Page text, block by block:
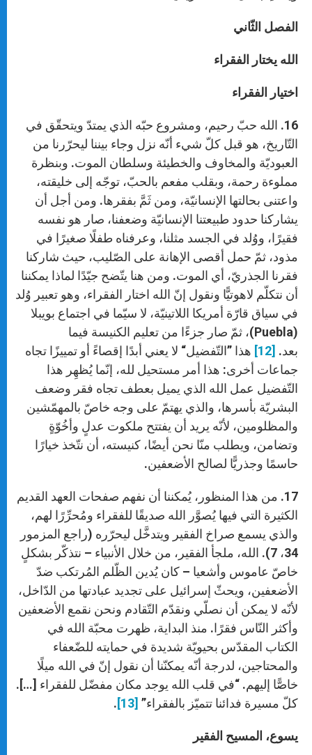
الفصل الثّاني
الله يختار الفقراء
اختيار الفقراء
16. الله حبّ رحيم، ومشروع حبّه الذي يمتدّ ويتحقّق في
التّاريخ، هو قبل كلّ شيء أنّه نزل وجاء بيننا ليحرّرنا من
العبوديّة والمخاوف والخطيئة وسلطان الموت. وبنظرة
مملوءة رحمة، وبقلب مفعم بالحبّ، توجّه إلى خليقته،
واعتنى بحالتها الإنسانيّة، ومن ثَمَّ بفقرها. ومن أجل أن
يشاركنا حدود طبيعتنا الإنسانيّة وضعفنا، صار هو نفسه
فقيرًا، ووُلد في الجسد مثلنا، وعرفناه طفلًا صغيرًا في
مذود، ثمّ حمل أقصى الإهانة على الصّليب، حيث شاركنا
فقرنا الجذريّ، أي الموت. ومن هنا يتّضح جيّدًا لماذا يمكننا
أن نتكلّم لاهوتيًّا ونقول إنّ الله اختار الفقراء، وهو تعبير وُلد
في سياق قارّة أمريكا اللاتينيّة، لا سيّما في اجتماع بويبلا
(Puebla)، ثمّ صار جزءًا من تعليم الكنيسة فيما
بعد. [12]
هذا ”التّفضيل“ لا يعني أبدًا إقصاءً أو تمييزًا تجاه
جماعات أخرى: هذا أمر مستحيل لله، إنّما يُظهِر هذا
التّفضيل عمل الله الذي يميل بعطف تجاه فقر وضعف
البشريّة بأسرها، والذي يهتمّ على وجه خاصّ بالمهمّشين
والمظلومين، لأنّه يريد أن يفتتح ملكوت عدلٍ وأخُوّةٍ
وتضامن، ويطلب منّا نحن أيضًا، كنيسته، أن نتّخذ خيارًا
حاسمًا وجذريًّا لصالح الأضعفين.
17. من هذا المنظور، يُمكننا أن نفهم صفحات العهد القديم
الكثيرة التي فيها يُصوَّر الله صديقًا للفقراء ومُحرِّرًا لهم،
والذي يسمع صراخ الفقير ويتدخَّل ليحرّره (راجع المزمور
34، 7). الله، ملجأ الفقير، من خلال الأنبياء – نتذكّر بشكلٍ
خاصّ عاموس وأشعيا – كان يُدين الظّلم المُرتكب ضدّ
الأضعفين، ويحثّ إسرائيل على تجديد عبادتها من الدّاخل،
لأنّه لا يمكن أن نصلّي ونقدّم التّقادم ونحن نقمع الأضعفين
وأكثر النّاس فقرًا. منذ البداية، ظهرت محبّة الله في
الكتاب المقدّس بحيويّة شديدة في حمايته للضّعفاء
والمحتاجين، لدرجة أنّه يمكنّنا أن نقول إنّ في الله ميلًا
خاصًّا إليهم. “في قلب الله يوجد مكان مفضّل للفقراء […].
كلّ مسيرة فدائنا تتميّز بالفقراء” [13]
.
يسوع، المسيح الفقير